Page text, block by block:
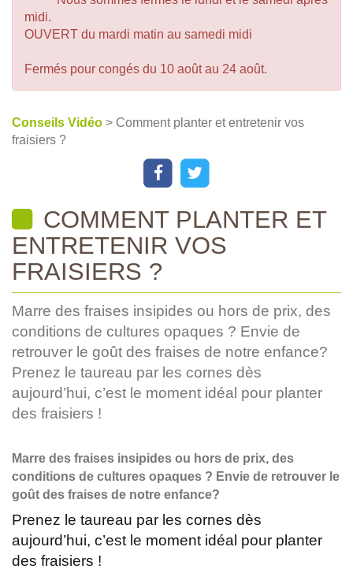
midi.
OUVERT du mardi matin au samedi midi
Fermés pour congés du 10 août au 24 août.
Conseils Vidéo > Comment planter et entretenir vos
fraisiers ?
COMMENT PLANTER ET
ENTRETENIR VOS
FRAISIERS ?
Marre des fraises insipides ou hors de prix, des
conditions de cultures opaques ? Envie de
retrouver le goût des fraises de notre enfance?
Prenez le taureau par les cornes dès
aujourd’hui, c’est le moment idéal pour planter
des fraisiers !
Marre des fraises insipides ou hors de prix, des
conditions de cultures opaques ? Envie de retrouver le
goût des fraises de notre enfance?
Prenez le taureau par les cornes dès
aujourd’hui, c’est le moment idéal pour planter
des fraisiers !